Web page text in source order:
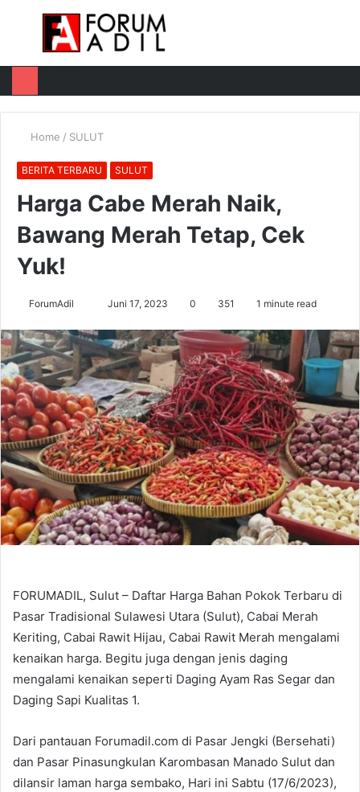
Menu
Home / SULUT
BERITA TERBARU SULUT
Harga Cabe Merah Naik,
Bawang Merah Tetap, Cek
Yuk!
ForumAdil
email
Juni 17, 2023 0 351 1 minute read
FORUMADIL, Sulut – Daftar Harga Bahan Pokok Terbaru di
Pasar Tradisional Sulawesi Utara (Sulut), Cabai Merah
Keriting, Cabai Rawit Hijau, Cabai Rawit Merah mengalami
kenaikan harga. Begitu juga dengan jenis daging
mengalami kenaikan seperti Daging Ayam Ras Segar dan
Daging Sapi Kualitas 1.
Dari pantauan Forumadil.com di Pasar Jengki (Bersehati)
dan Pasar Pinasungkulan Karombasan Manado Sulut dan
dilansir laman harga sembako, Hari ini Sabtu (17/6/2023),